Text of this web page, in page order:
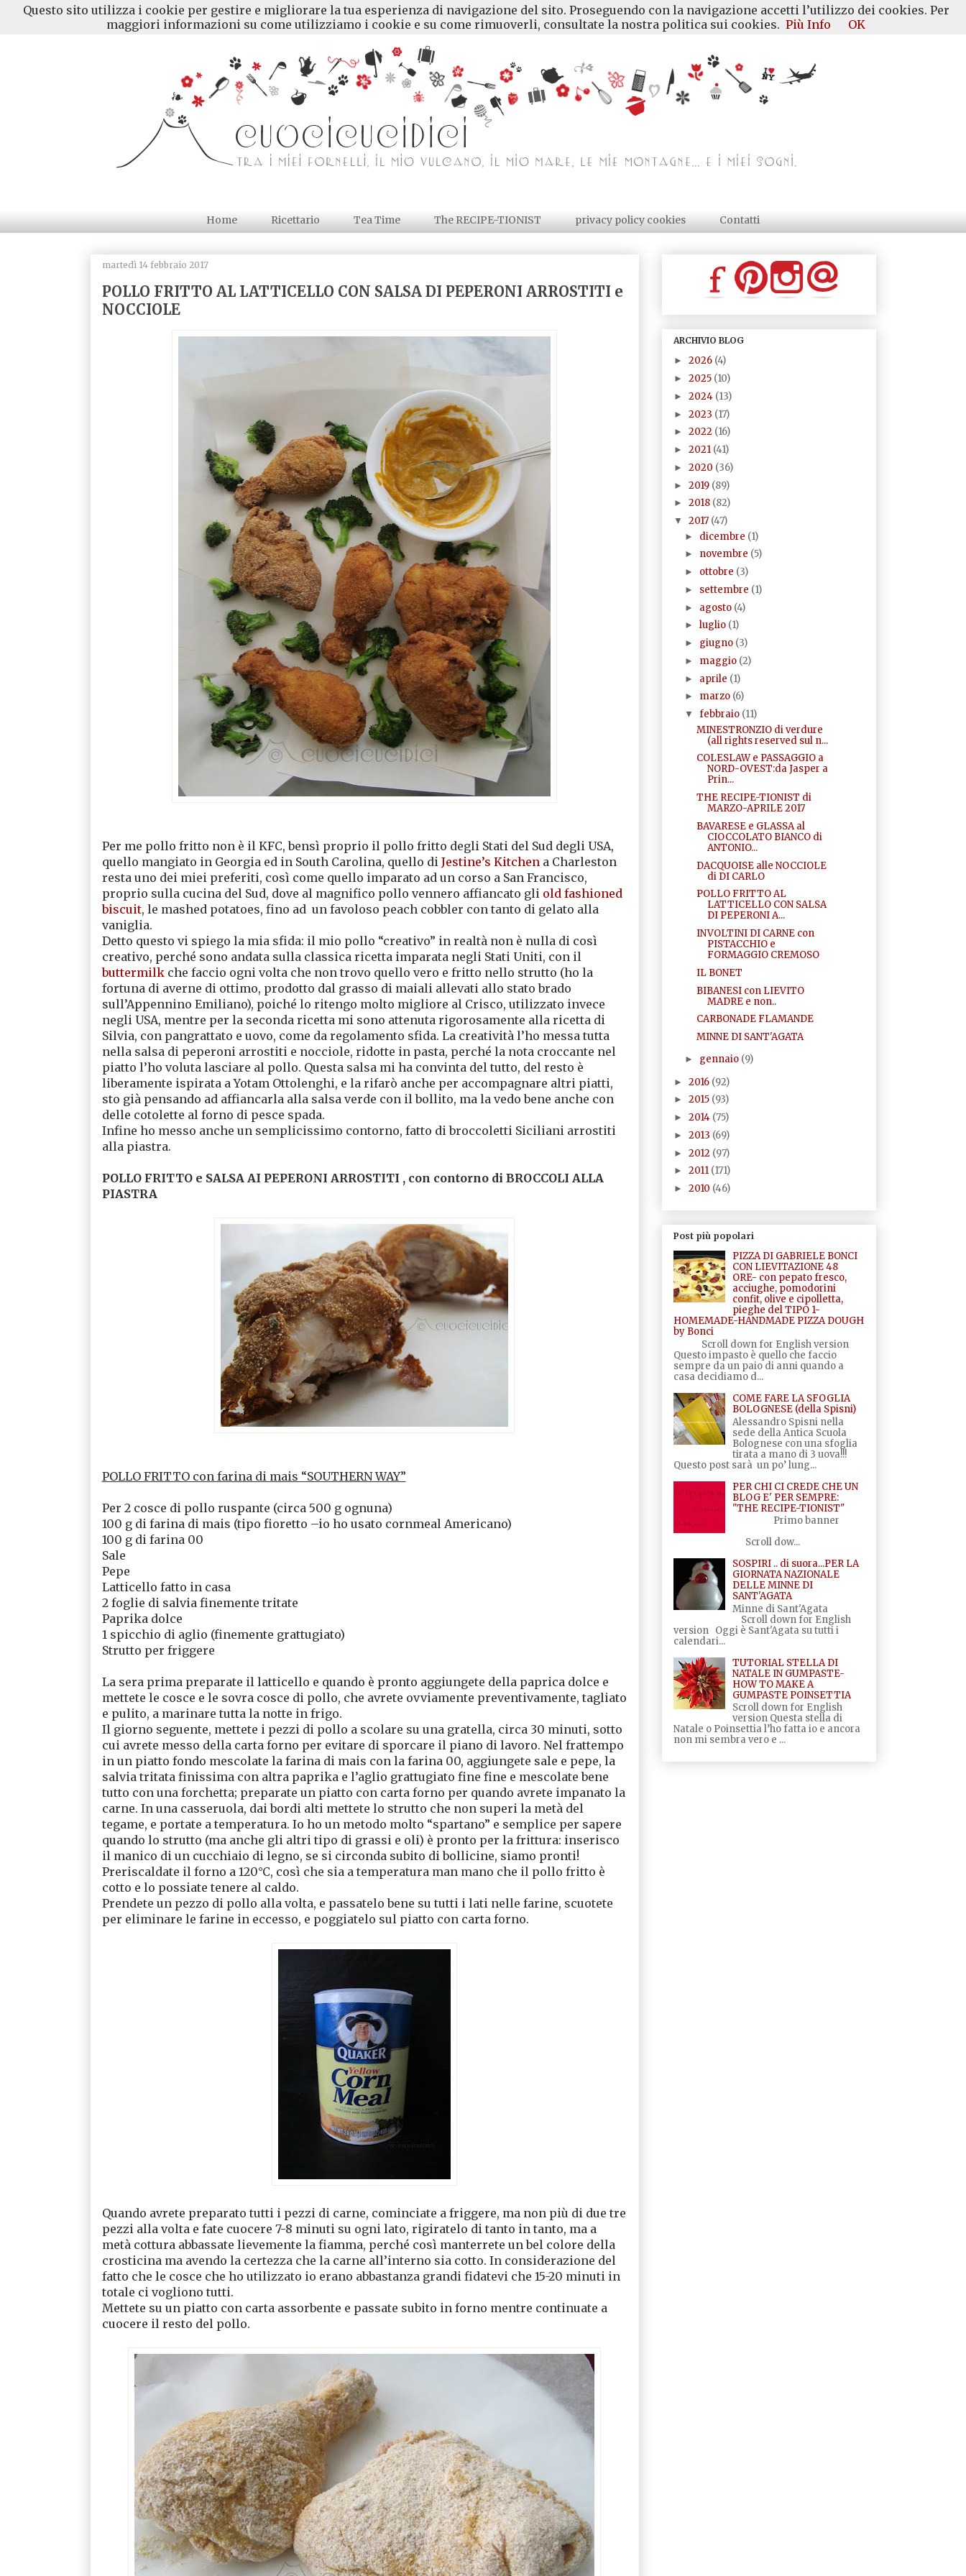
Home Ricettario Tea Time The RECIPE-TIONIST privacy policy cookies Contatti
martedì 14 febbraio 2017
POLLO FRITTO AL LATTICELLO CON SALSA DI PEPERONI ARROSTITI e
NOCCIOLE
Per me pollo fritto non è il KFC, bensì proprio il pollo fritto degli Stati del Sud degli USA,
quello mangiato in Georgia ed in South Carolina, quello di Jestine’s Kitchen a Charleston
resta uno dei miei preferiti, così come quello imparato ad un corso a San Francisco,
proprio sulla cucina del Sud, dove al magnifico pollo vennero affiancato gli old fashioned
biscuit, le mashed potatoes, fino ad un favoloso peach cobbler con tanto di gelato alla
vaniglia.
Detto questo vi spiego la mia sfida: il mio pollo “creativo” in realtà non è nulla di così
creativo, perché sono andata sulla classica ricetta imparata negli Stati Uniti, con il
buttermilkche faccio ogni volta che non trovo quello vero e fritto nello strutto (ho la
fortuna di averne di ottimo, prodotto dal grasso di maiali allevati allo stato brado
sull’Appennino Emiliano), poiché lo ritengo molto migliore al Crisco, utilizzato invece
negli USA, mentre per la seconda ricetta mi sono attenuta rigorosamente alla ricetta di
Silvia, con pangrattato e uovo, come da regolamento sfida. La creatività l’ho messa tutta
nella salsa di peperoni arrostiti e nocciole, ridotte in pasta, perché la nota croccante nel
piatto l’ho voluta lasciare al pollo. Questa salsa mi ha convinta del tutto, del resto è
liberamente ispirata a Yotam Ottolenghi, e la rifarò anche per accompagnare altri piatti,
sto già pensando ad affiancarla alla salsa verde con il bollito, ma la vedo bene anche con
delle cotolette al forno di pesce spada.
Infine ho messo anche un semplicissimo contorno, fatto di broccoletti Siciliani arrostiti
alla piastra.
POLLO FRITTO e SALSA AI PEPERONI ARROSTITI , con contorno di BROCCOLI ALLA
PIASTRA
POLLO FRITTO con farina di mais “SOUTHERN WAY”
Per 2 cosce di pollo ruspante (circa 500 g ognuna)
100 g di farina di mais (tipo fioretto –io ho usato cornmeal Americano)
100 g di farina 00
Sale
Pepe
Latticello fatto in casa
2 foglie di salvia finemente tritate
Paprika dolce
1 spicchio di aglio (finemente grattugiato)
Strutto per friggere
La sera prima preparate il latticello e quando è pronto aggiungete della paprica dolce e
mettete le cosce e le sovra cosce di pollo, che avrete ovviamente preventivamente, tagliato
e pulito, a marinare tutta la notte in frigo.
Il giorno seguente, mettete i pezzi di pollo a scolare su una gratella, circa 30 minuti, sotto
cui avrete messo della carta forno per evitare di sporcare il piano di lavoro. Nel frattempo
in un piatto fondo mescolate la farina di mais con la farina 00, aggiungete sale e pepe, la
salvia tritata finissima con altra paprika e l’aglio grattugiato fine fine e mescolate bene
tutto con una forchetta; preparate un piatto con carta forno per quando avrete impanato la
carne. In una casseruola, dai bordi alti mettete lo strutto che non superi la metà del
tegame, e portate a temperatura. Io ho un metodo molto “spartano” e semplice per sapere
quando lo strutto (ma anche gli altri tipo di grassi e oli) è pronto per la frittura: inserisco
il manico di un cucchiaio di legno, se si circonda subito di bollicine, siamo pronti!
Preriscaldate il forno a 120°C, così che sia a temperatura man mano che il pollo fritto è
cotto e lo possiate tenere al caldo.
Prendete un pezzo di pollo alla volta, e passatelo bene su tutti i lati nelle farine, scuotete
per eliminare le farine in eccesso, e poggiatelo sul piatto con carta forno.
Quando avrete preparato tutti i pezzi di carne, cominciate a friggere, ma non più di due tre
pezzi alla volta e fate cuocere 7-8 minuti su ogni lato, rigiratelo di tanto in tanto, ma a
metà cottura abbassate lievemente la fiamma, perché così manterrete un bel colore della
crosticina ma avendo la certezza che la carne all’interno sia cotto. In considerazione del
fatto che le cosce che ho utilizzato io erano abbastanza grandi fidatevi che 15-20 minuti in
totale ci vogliono tutti.
Mettete su un piatto con carta assorbente e passate subito in forno mentre continuate a
cuocere il resto del pollo.
ARCHIVIO BLOG
► 2026 (4)
► 2025 (10)
► 2024 (13)
► 2023 (17)
► 2022 (16)
► 2021 (41)
► 2020 (36)
► 2019 (89)
► 2018 (82)
▼ 2017 (47)
► dicembre (1)
► novembre (5)
► ottobre (3)
► settembre (1)
► agosto (4)
►luglio (1)
► giugno (3)
► maggio (2)
► aprile (1)
► marzo (6)
▼febbraio (11)
MINESTRONZIO di verdure
(all rights reserved sul n...
COLESLAW e PASSAGGIO a
NORD-OVEST:da Jasper a
Prin...
THE RECIPE-TIONIST di
MARZO-APRILE 2017
BAVARESE e GLASSA al
CIOCCOLATO BIANCO di
ANTONIO...
DACQUOISE alle NOCCIOLE
di DI CARLO
POLLO FRITTO AL
LATTICELLO CON SALSA
DI PEPERONI A...
INVOLTINI DI CARNE con
PISTACCHIO e
FORMAGGIO CREMOSO
IL BONET
BIBANESI con LIEVITO
MADRE e non..
CARBONADE FLAMANDE
MINNE DI SANT'AGATA
► gennaio (9)
► 2016 (92)
► 2015 (93)
► 2014 (75)
► 2013 (69)
► 2012 (97)
► 2011 (171)
► 2010 (46)
Post più popolari
PIZZA DI GABRIELE BONCI
CON LIEVITAZIONE 48
ORE- con pepato fresco,
acciughe, pomodorini
confit, olive e cipolletta,
pieghe del TIPO 1-
HOMEMADE-HANDMADE PIZZA DOUGH
by Bonci
Scroll down for English version
Questo impasto è quello che faccio
sempre da un paio di anni quando a
casa decidiamo d...
COME FARE LA SFOGLIA
BOLOGNESE (della Spisni)
Alessandro Spisni nella
sede della Antica Scuola
Bolognese con una sfoglia
tirata a mano di 3 uova!!!
Questo post sarà un po’ lung...
PER CHI CI CREDE CHE UN
BLOG E' PER SEMPRE:
"THE RECIPE-TIONIST"
Primo banner
Scroll dow...
SOSPIRI .. di suora...PER LA
GIORNATA NAZIONALE
DELLE MINNE DI
SANT'AGATA
Minne di Sant'Agata
Scroll down for English
version Oggi è Sant'Agata su tutti i
calendari...
TUTORIAL STELLA DI
NATALE IN GUMPASTE-
HOW TO MAKE A
GUMPASTE POINSETTIA
Scroll down for English
version Questa stella di
Natale o Poinsettia l’ho fatta io e ancora
non mi sembra vero e ...
Questo sito utilizza i cookie per gestire e migliorare la tua esperienza di navigazione del sito. Proseguendo con la navigazione accetti l’utilizzo dei cookies. Per
maggiori informazioni su come utilizziamo i cookie e su come rimuoverli, consultate la nostra politica sui cookies. Più Info OK